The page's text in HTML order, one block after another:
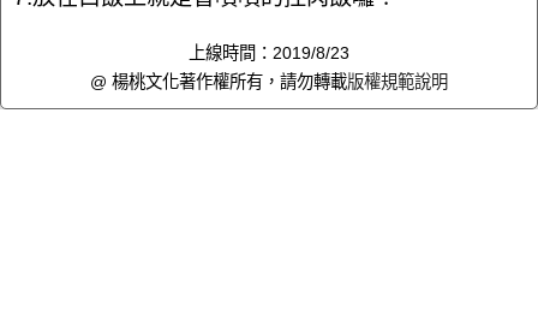
上線時間：2019/8/23
@ 楊桃文化著作權所有，請勿轉載版權規範說明